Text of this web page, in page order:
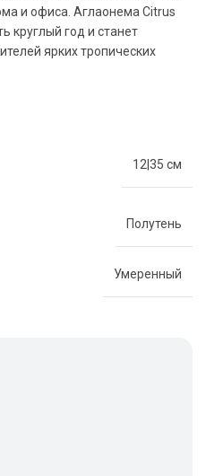
и офиса. Аглаонема Citrus
круглый год и станет
ярких тропических
12|35 см
Полутень
Умеренный